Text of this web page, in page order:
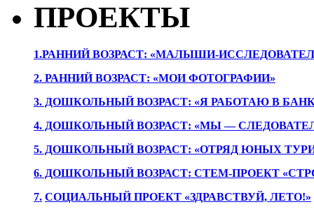
ПРОЕКТЫ
1.РАННИЙ ВОЗРАСТ: «МАЛЫШИ-
2. РАННИЙ ВОЗРАСТ: «МОИ ФОТОГРАФИИ»
3. ДОШКОЛЬНЫЙ ВОЗРАСТ: «Я РАБОТАЮ В
4. ДОШКОЛЬНЫЙ ВОЗРАСТ: «МЫ —
5. ДОШКОЛЬНЫЙ ВОЗРАСТ: «ОТРЯД ЮНЫХ
6. ДОШКОЛЬНЫЙ ВОЗРАСТ: СТЕМ-ПРОЕКТ
7. СОЦИАЛЬНЫЙ ПРОЕКТ «ЗДРАВСТВУЙ, ЛЕТО!»